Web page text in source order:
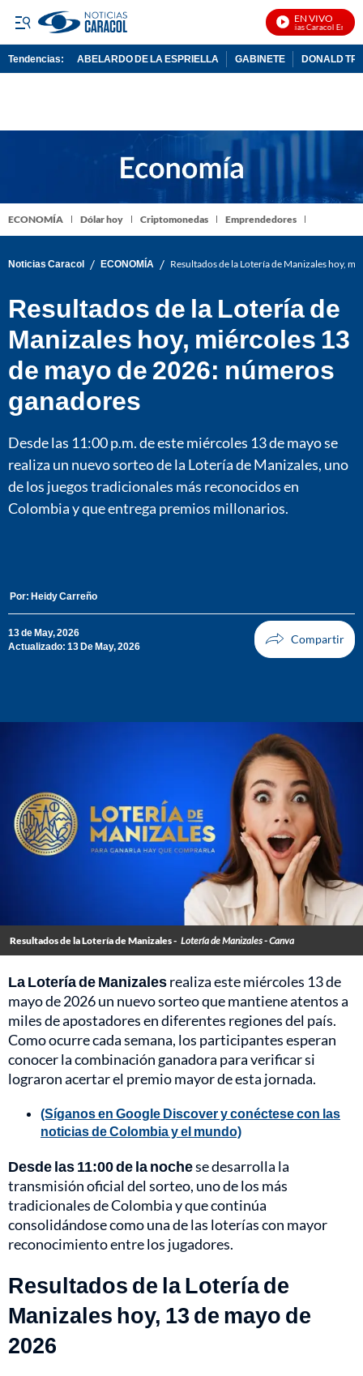
EN VIVO
Noticias Caracol En Vivo
Tendencias: ABELARDO DE LA ESPRIELLA GABINETE DONALD
ECONOMÍA Dólar hoy Criptomonedas Emprendedores
Noticias Caracol / ECONOMÍA / Resultados de la Lotería de Manizales hoy,
Resultados de la Lotería de
Manizales hoy, miércoles 13
de mayo de 2026: números
ganadores
Desde las 11:00 p.m. de este miércoles 13 de mayo se
realiza un nuevo sorteo de la Lotería de Manizales, uno
de los juegos tradicionales más reconocidos en
Colombia y que entrega premios millonarios.
Por: Heidy Carreño
13 de May, 2026
Actualizado: 13 De May, 2026
Resultados de la Lotería de Manizales - Lotería de Manizales - Canva
La Lotería de Manizalesrealiza este miércoles 13 de
mayo de 2026 un nuevo sorteo que mantiene atentos a
miles de apostadores en diferentes regiones del país.
Como ocurre cada semana, los participantes esperan
conocer la combinación ganadora para verificar si
lograron acertar el premio mayor de esta jornada.
(Síganos en Google Discover y conéctese con las
noticias de Colombia y el mundo)
Desde las 11:00 de la nochese desarrolla la
transmisión oficial del sorteo, uno de los más
tradicionales de Colombia y que continúa
consolidándose como una de las loterías con mayor
reconocimiento entre los jugadores.
Resultados de la Lotería de
Manizales hoy, 13 de mayo de
2026